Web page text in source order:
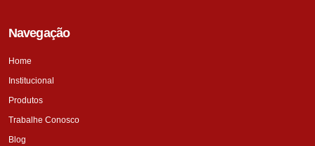
Navegação
Home
Institucional
Produtos
Trabalhe Conosco
Blog